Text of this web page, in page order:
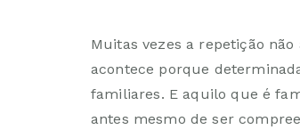
Muitas vezes a repetição
acontece porque
familiares. E aquilo que é
antes mesmo de ser